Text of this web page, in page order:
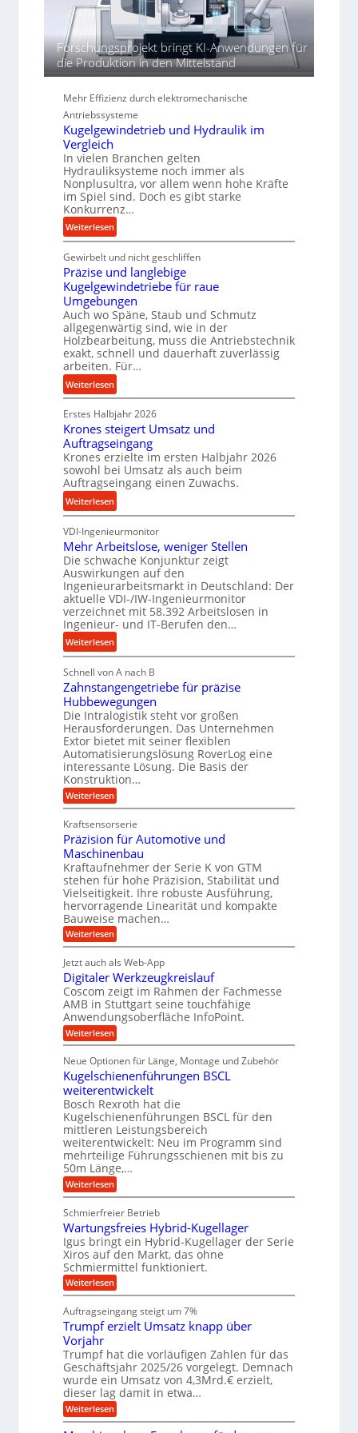
h
e
n
d
i
P
e
r
f
o
r
m
a
n
c
b
e
i
m
D
r
ü
c
k
p
r
o
z
e
s
s
Forschungsprojekt bringt KI-Anwendungen für
die Produktion in den Mittelstand
Mehr Effizienz durch elektromechanische
Antriebssysteme
Kugelgewindetrieb und Hydraulik im
Vergleich
In vielen Branchen gelten
Hydrauliksysteme noch immer als
Nonplusultra, vor allem wenn hohe Kräfte
im Spiel sind. Doch es gibt starke
Konkurrenz…
Weiterlesen:
K
u
g
e
l
g
e
w
n
d
e
t
r
i
e
b
u
n
d
H
y
d
r
a
u
l
i
k
m
V
e
r
g
l
e
i
h
Gewirbelt und nicht geschliffen
Präzise und langlebige
Kugelgewindetriebe für raue
Umgebungen
Auch wo Späne, Staub und Schmutz
allgegenwärtig sind, wie in der
Holzbearbeitung, muss die Antriebstechnik
exakt, schnell und dauerhaft zuverlässig
arbeiten. Für…
Weiterlesen:
P
r
ä
z
i
s
e
u
n
d
l
a
n
g
l
e
b
i
g
e
K
u
g
e
l
g
e
w
i
n
d
e
t
r
i
e
b
e
f
ü
r
r
a
e
U
m
g
e
b
u
n
g
n
Erstes Halbjahr 2026
Krones steigert Umsatz und
Auftragseingang
Krones erzielte im ersten Halbjahr 2026
sowohl bei Umsatz als auch beim
Auftragseingang einen Zuwachs.
Weiterlesen:
K
r
o
n
e
s
s
t
e
i
g
e
r
t
U
m
s
a
t
z
n
d
A
u
f
t
r
a
g
s
e
i
n
g
a
n
g
VDI-Ingenieurmonitor
Mehr Arbeitslose, weniger Stellen
Die schwache Konjunktur zeigt
Auswirkungen auf den
Ingenieurarbeitsmarkt in Deutschland: Der
aktuelle VDI-/IW-Ingenieurmonitor
verzeichnet mit 58.392 Arbeitslosen in
Ingenieur- und IT-Berufen den…
Weiterlesen:
M
e
h
r
A
r
b
e
i
t
s
l
o
s
e
,
w
e
n
i
g
e
r
S
t
e
l
e
n
Schnell von A nach B
Zahnstangengetriebe für präzise
Hubbewegungen
Die Intralogistik steht vor großen
Herausforderungen. Das Unternehmen
Extor bietet mit seiner flexiblen
Automatisierungslösung RoverLog eine
interessante Lösung. Die Basis der
Konstruktion…
Weiterlesen:
Z
h
n
s
t
a
n
g
e
n
g
e
t
r
i
e
b
e
f
ü
r
r
ä
z
i
s
e
u
b
b
e
w
e
g
u
n
g
e
n
Kraftsensorserie
Präzision für Automotive und
Maschinenbau
Kraftaufnehmer der Serie K von GTM
stehen für hohe Präzision, Stabilität und
Vielseitigkeit. Ihre robuste Ausführung,
hervorragende Linearität und kompakte
Bauweise machen…
Weiterlesen:
P
ä
z
i
s
i
o
n
f
r
A
u
t
o
m
o
t
i
v
e
u
n
d
M
a
s
c
h
i
n
n
b
Jetzt auch als Web-App
Digitaler Werkzeugkreislauf
Coscom zeigt im Rahmen der Fachmesse
AMB in Stuttgart seine touchfähige
Anwendungsoberfläche InfoPoint.
Weiterlesen:
D
g
i
t
a
l
e
r
W
e
r
k
z
e
u
g
k
r
e
i
s
l
a
u
f
Neue Optionen für Länge, Montage und Zubehör
Kugelschienenführungen BSCL
weiterentwickelt
Bosch Rexroth hat die
Kugelschienenführungen BSCL für den
mittleren Leistungsbereich
weiterentwickelt: Neu im Programm sind
mehrteilige Führungsschienen mit bis zu
50m Länge,…
Weiterlesen:
K
g
e
l
s
c
h
i
e
e
n
ü
h
r
u
n
g
e
Schmierfreier Betrieb
Wartungsfreies Hybrid-Kugellager
Igus bringt ein Hybrid-Kugellager der Serie
Xiros auf den Markt, das ohne
Schmiermittel funktioniert.
Weiterlesen:
W
r
t
g
s
f
r
e
i
Auftragseingang steigt um 7%
Trumpf erzielt Umsatz knapp über
Vorjahr
Trumpf hat die vorläufigen Zahlen für das
Geschäftsjahr 2025/26 vorgelegt. Demnach
wurde ein Umsatz von 4,3Mrd.€ erzielt,
dieser lag damit in etwa…
Weiterlesen:
T